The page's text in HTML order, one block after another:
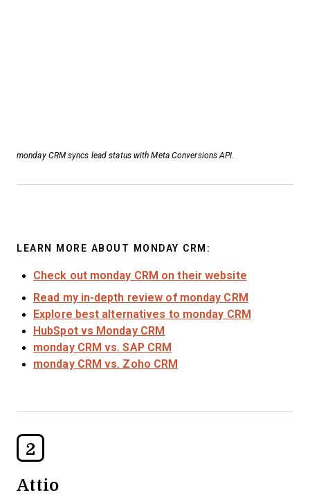
monday CRM syncs lead status with Meta Conversions API.
LEARN MORE ABOUT MONDAY CRM:
Check out monday CRM on their website
Read my in-depth review of monday CRM
Explore best alternatives to monday CRM
HubSpot vs Monday CRM
monday CRM vs. SAP CRM
monday CRM vs. Zoho CRM
2
Attio